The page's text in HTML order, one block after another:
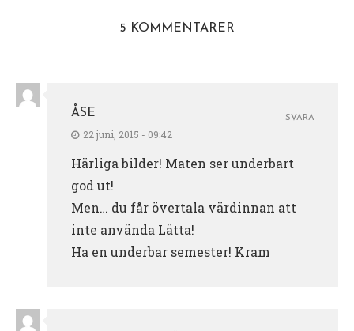
5 KOMMENTARER
ÅSE
22 juni, 2015 - 09:42
Härliga bilder! Maten ser underbart
god ut!
Men… du får övertala värdinnan att
inte använda Lätta!
Ha en underbar semester! Kram
SVARA